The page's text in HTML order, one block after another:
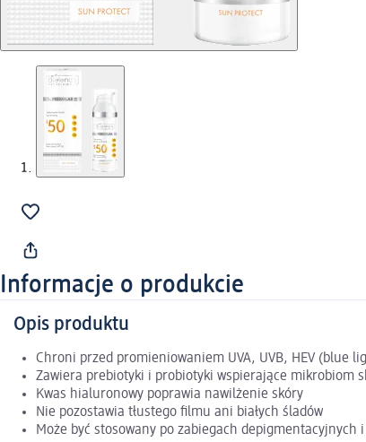
Informacje o produkcie
Opis produktu
Chroni przed promieniowaniem UVA, UVB, HEV (blue
Zawiera prebiotyki i probiotyki wspierające mikrobiom
Kwas hialuronowy poprawia nawilżenie skóry
Nie pozostawia tłustego filmu ani białych śladów
Może być stosowany po zabiegach